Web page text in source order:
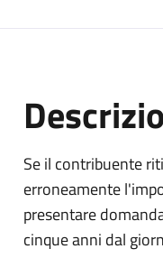
Se il contribuente
erroneamente
presentare
cinque anni dal